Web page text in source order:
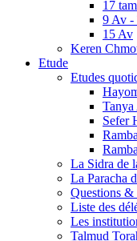
17
9 Av -
15 Av
Keren
Etude
Etudes
Sefer
La Sidra de
La Paracha
Questions &
Liste des
Les
Talmud